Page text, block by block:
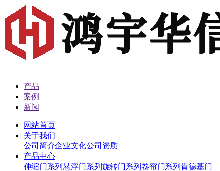
产品
案例
新闻
网站首页
关于我们
公司简介企业文化公司资质
产品中心
伸缩门系列 悬浮门系列 旋转门系列 卷帘门系列 肯德基门